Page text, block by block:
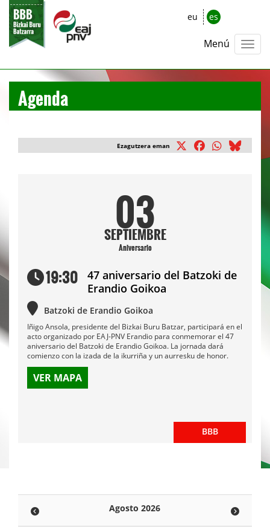
eu es
Menú
Agenda
Ezagutzera eman
03
SEPTIEMBRE
Aniversario
19:30
47 aniversario del Batzoki de
Erandio Goikoa
Batzoki de Erandio Goikoa
Iñigo Ansola, presidente del Bizkai Buru Batzar, participará en el
acto organizado por EAJ-PNV Erandio para conmemorar el 47
aniversario del Batzoki de Erandio Goikoa. La jornada dará
comienzo con la izada de la ikurriña y un aurresku de honor.
VER MAPA
BBB
Agosto 2026